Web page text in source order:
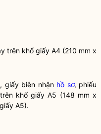
trên khổ giấy A4 (210 mm x
giấy biên nhận hồ sơ, phiếu
khổ giấy A5 (148 mm x
A5).